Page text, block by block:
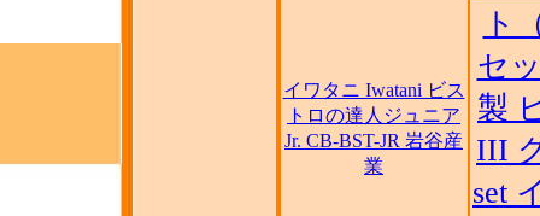
イワタニ Iwatani ビス
トロの達人ジュニア
Jr. CB-BST-JR 岩谷産
業
ト
セ
製
III
set